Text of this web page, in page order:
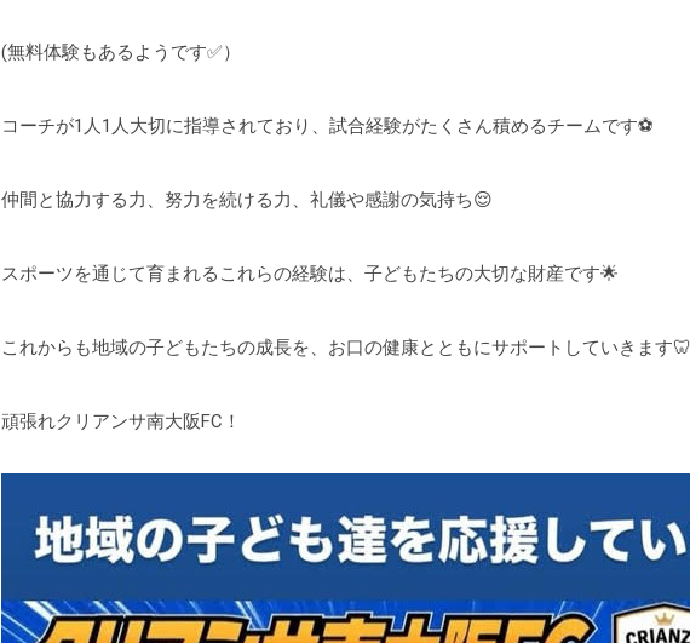
(無料体験もあるようです✅）
コーチが1人1人大切に指導されており、試合経験がたくさん積めるチームです⚽
仲間と協力する力、努力を続ける力、礼儀や感謝の気持ち😌
スポーツを通じて育まれるこれらの経験は、子どもたちの大切な財産です🌟
これからも地域の子どもたちの成長を、お口の健康とともにサポートしていきます🦷
頑張れクリアンサ南大阪FC！